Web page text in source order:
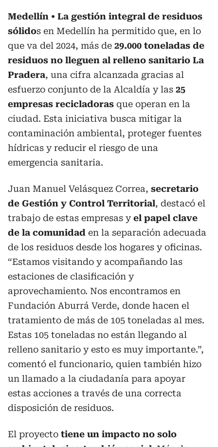
Medellín
La gestión integral de residuos
sólidos en Medellín ha permitido que, en lo
que va del 2024, más de 29.000 toneladas de
residuos no lleguen al relleno sanitario La
Pradera, una cifra alcanzada gracias al
esfuerzo conjunto de la Alcaldía y las 25
empresas recicladoras que operan en la
ciudad. Esta iniciativa busca mitigar la
contaminación ambiental, proteger fuentes
hídricas y reducir el riesgo de una
emergencia sanitaria.
Juan Manuel Velásquez Correa, secretario
de Gestión y Control Territorial, destacó el
trabajo de estas empresas yel papel clave
de la comunidad en la separación adecuada
de los residuos desde los hogares y oficinas.
“Estamos visitando y acompañando las
estaciones de clasificación y
aprovechamiento. Nos encontramos en
Fundación Aburrá Verde, donde hacen el
tratamiento de más de 105 toneladas al mes.
Estas 105 toneladas no están llegando al
relleno sanitario y esto es muy importante.”,
comentó el funcionario, quien también hizo
un llamado a la ciudadanía para apoyar
estas acciones a través de una correcta
disposición de residuos.
El proyecto tiene un impacto no solo